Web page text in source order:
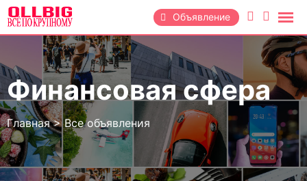
Перейти
содержанию
Объявление
Финансовая сфера
Главная>Все объявления